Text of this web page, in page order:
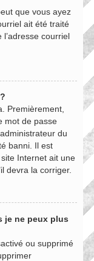
que vous ayez
ait été traité
courriel
Premièrement,
mot de passe
du
banni. Il est
Internet ait une
devra la corriger.
je ne peux plus
ou supprimé